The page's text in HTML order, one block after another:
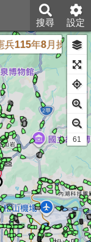
搜尋 設定
115年8月操演任
61